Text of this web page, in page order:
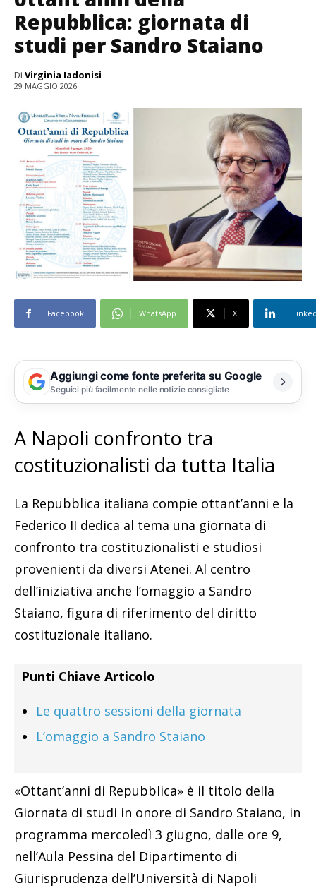
Repubblica: giornata di
studi per Sandro Staiano
Di Virginia Iadonisi
29 MAGGIO 2026
Facebook WhatsApp X
Aggiungi come fonte preferita su Google
Seguici più facilmente nelle notizie consigliate
A Napoli confronto tra
costituzionalisti da tutta Italia
La Repubblica italiana compie ottant’anni e la
Federico II dedica al tema una giornata di
confronto tra costituzionalisti e studiosi
provenienti da diversi Atenei. Al centro
dell’iniziativa anche l’omaggio a Sandro
Staiano, figura di riferimento del diritto
costituzionale italiano.
Punti Chiave Articolo
Le quattro sessioni della giornata
L’omaggio a Sandro Staiano
«Ottant’anni di Repubblica» è il titolo della
Giornata di studi in onore di Sandro Staiano, in
programma mercoledì 3 giugno, dalle ore 9,
nell’Aula Pessina del Dipartimento di
Giurisprudenza dell’Università di Napoli